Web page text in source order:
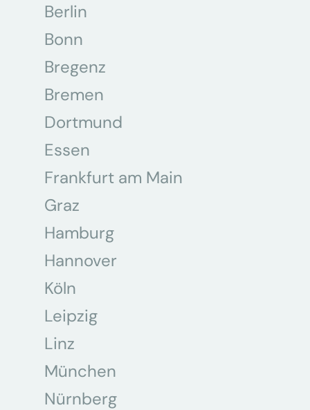
Berlin
Bonn
Bregenz
Bremen
Dortmund
Essen
Frankfurt am Main
Graz
Hamburg
Hannover
Köln
Leipzig
Linz
München
Nürnberg